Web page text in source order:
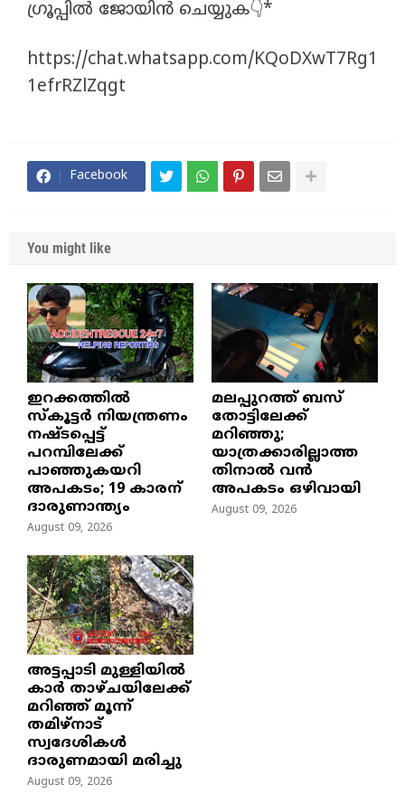
ഗ്രൂപ്പിൽ ജോയിൻ ചെയ്യുക👇*
https://chat.whatsapp.com/KQoDXwT7Rg1
1efrRZlZqgt
Facebook
You might like
ഇറക്കത്തിൽ
സ്കൂട്ടർ നിയന്ത്രണം
നഷ്ടപ്പെട്ട്
പറമ്പിലേക്ക്
പാഞ്ഞുകയറി
അപകടം; 19 കാരന്
ദാരുണാന്ത്യം
August 09, 2026
മലപ്പുറത്ത് ബസ്
തോട്ടിലേക്ക്
മറിഞ്ഞു;
യാത്രക്കാരില്ലാത്ത
തിനാൽ വൻ
അപകടം ഒഴിവായി
August 09, 2026
അട്ടപ്പാടി മുള്ളിയിൽ
കാർ താഴ്ചയിലേക്ക്
മറിഞ്ഞ് മൂന്ന്
തമിഴ്നാട്
സ്വദേശികൾ
ദാരുണമായി മരിച്ചു
August 09, 2026